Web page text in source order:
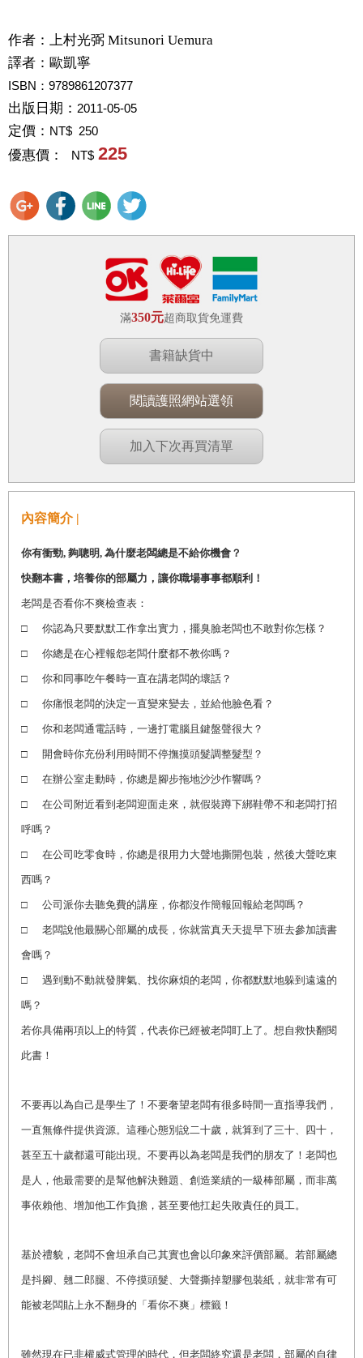
作者： 上村光弼 Mitsunori Uemura
譯者： 歐凱寧
ISBN：9789861207377
出版日期： 2011-05-05
定價： NT$ 250
優惠價： NT$ 225
滿350元超商取貨免運費
書籍缺貨中
閱讀護照網站選領
加入下次再買清單
內容簡介 |
你有衝勁, 夠聰明, 為什麼老闆總是不給你機會？
快翻本書，培養你的部屬力，讓你職場事事都順利！
老闆是否看你不爽檢查表：
□ 你認為只要默默工作拿出實力，擺臭臉老闆也不敢對你怎樣？
□ 你總是在心裡報怨老闆什麼都不教你嗎？
□ 你和同事吃午餐時一直在講老闆的壞話？
□ 你痛恨老闆的決定一直變來變去，並給他臉色看？
□ 你和老闆通電話時，一邊打電腦且鍵盤聲很大？
□ 開會時你充份利用時間不停撫摸頭髮調整髮型？
□ 在辦公室走動時，你總是腳步拖地沙沙作響嗎？
□ 在公司附近看到老闆迎面走來，就假裝蹲下綁鞋帶不和老闆打招
呼嗎？
□ 在公司吃零食時，你總是很用力大聲地撕開包裝，然後大聲吃東
西嗎？
□ 公司派你去聽免費的講座，你都沒作簡報回報給老闆嗎？
□ 老闆說他最關心部屬的成長，你就當真天天提早下班去參加讀書
會嗎？
□ 遇到動不動就發脾氣、找你麻煩的老闆，你都默默地躲到遠遠的
嗎？
若你具備兩項以上的特質，代表你已經被老闆盯上了。想自救快翻閱
此書！
不要再以為自己是學生了！不要奢望老闆有很多時間一直指導我們，
一直無條件提供資源。這種心態別說二十歲，就算到了三十、四十，
甚至五十歲都還可能出現。不要再以為老闆是我們的朋友了！老闆也
是人，他最需要的是幫他解決難題、創造業績的一級棒部屬，而非萬
事依賴他、增加他工作負擔，甚至要他扛起失敗責任的員工。
基於禮貌，老闆不會坦承自己其實也會以印象來評價部屬。若部屬總
是抖腳、翹二郎腿、不停摸頭髮、大聲撕掉塑膠包裝紙，就非常有可
能被老闆貼上永不翻身的「看你不爽」標籤！
雖然現在已非權威式管理的時代，但老闆終究還是老闆，部屬的自律